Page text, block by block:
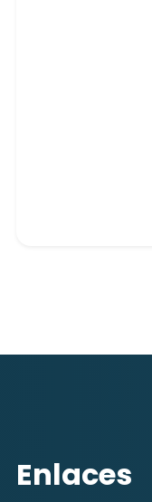
Enlaces